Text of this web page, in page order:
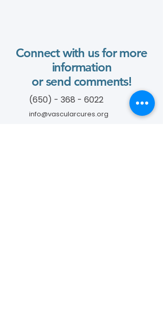
Connect with us for more
information
or send comments!
(650) - 368 - 6022
info@vascularcures.org